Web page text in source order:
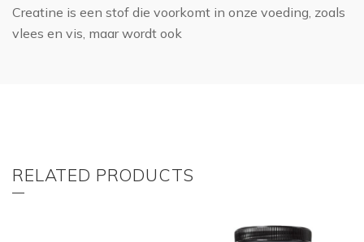
Creatine is een stof die voorkomt in onze voeding, zoals
vlees en vis, maar wordt ook
RELATED PRODUCTS